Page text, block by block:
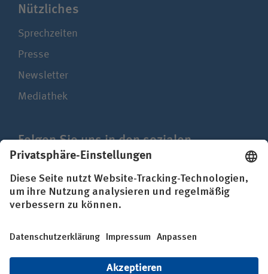
Nützliches
Sprechzeiten
Presse
Newsletter
Mediathek
Folgen Sie uns in den sozialen
Netzwerken
Impressum
Datenschutz
Erklärung zur Barrierefreiheit